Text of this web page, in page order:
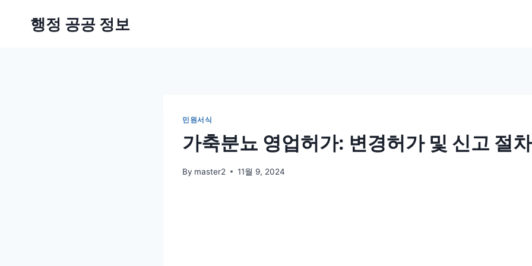
행정 공공 정보
민원서식
가축분뇨 영업허가: 변경허가 및 신고 절
By master2 11월 9, 2024